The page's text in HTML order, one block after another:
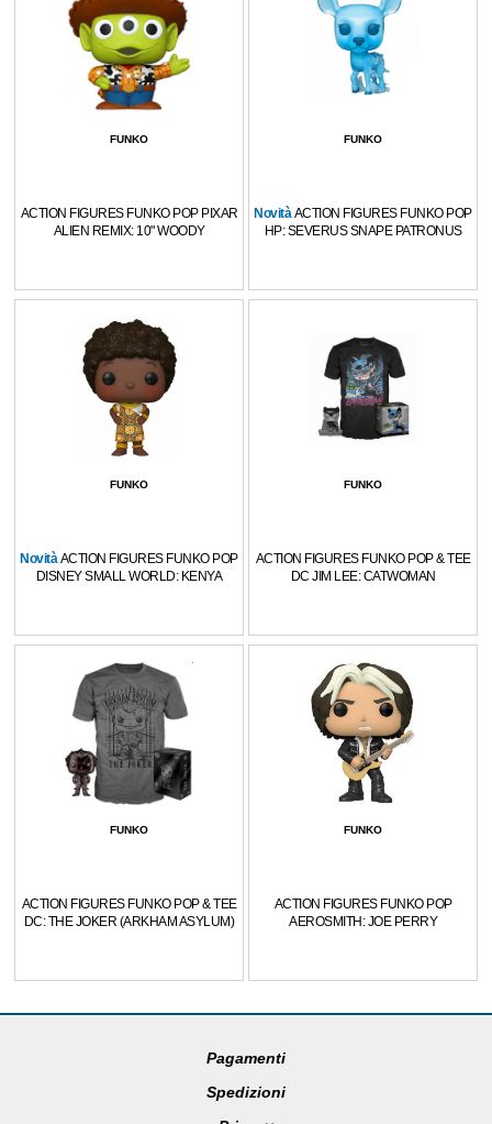
FUNKO
ACTION FIGURES FUNKO POP PIXAR
ALIEN REMIX: 10" WOODY
FUNKO
NovitàACTION FIGURES FUNKO POP
HP: SEVERUS SNAPE PATRONUS
FUNKO
NovitàACTION FIGURES FUNKO POP
DISNEY SMALL WORLD: KENYA
FUNKO
ACTION FIGURES FUNKO POP & TEE
DC JIM LEE: CATWOMAN
FUNKO
ACTION FIGURES FUNKO POP & TEE
DC: THE JOKER (ARKHAM ASYLUM)
FUNKO
ACTION FIGURES FUNKO POP
AEROSMITH: JOE PERRY
Pagamenti
Spedizioni